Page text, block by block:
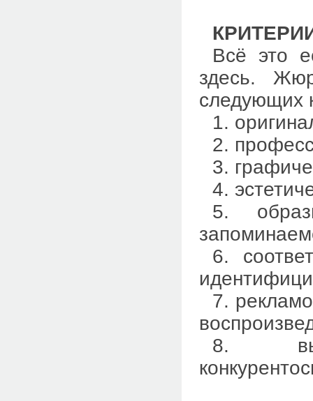
Всё это
здесь.
следующих
1.
2.
3.
4.
5.
6.
7.
8.